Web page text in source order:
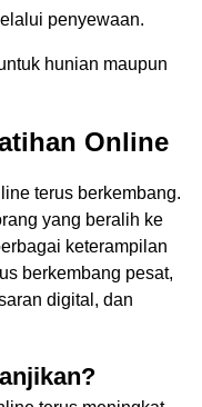
penyewaan.
hunian maupun
Online
terus berkembang.
yang beralih ke
keterampilan
berkembang pesat,
digital, dan